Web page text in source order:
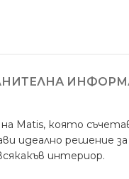
Matis, която
идеално
интериор.